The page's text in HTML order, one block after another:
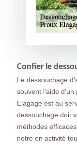
Confier le
Le dessouchage
souvent l’aide
Elagage est au
dessouchage doit
méthodes
notre en activité